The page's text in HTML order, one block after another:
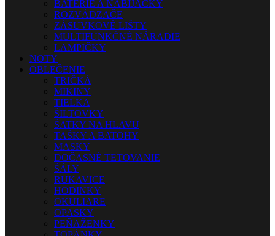
BATÉRIE A NABÍJAČKY
ROZVÁDZAČE
ZÁSUVKOVÉ LIŠTY
MULTIFUNKČNÉ NÁRADIE
LAMPIČKY
NOTY
OBLEČENIE
TRIČKÁ
MIKINY
TIELKA
ŠILTOVKY
ŠATKY NA HLAVU
TAŠKY A BATOHY
MASKY
DOČASNÉ TETOVANIE
ŠÁLY
RUKAVICE
HODINKY
OKULIARE
OPASKY
PEŇAŽENKY